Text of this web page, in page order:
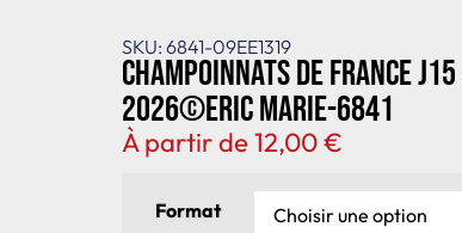
SKU: 6841-09EE1319
Champoinnats de France
2026©Eric Marie-6841
À partir de 12,00€
Format